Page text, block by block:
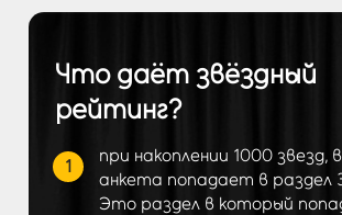
Что даёт звёздный
рейтинг?
1
при накоплении 1000 звезд,
анкета попадает в раздел
Это раздел в который